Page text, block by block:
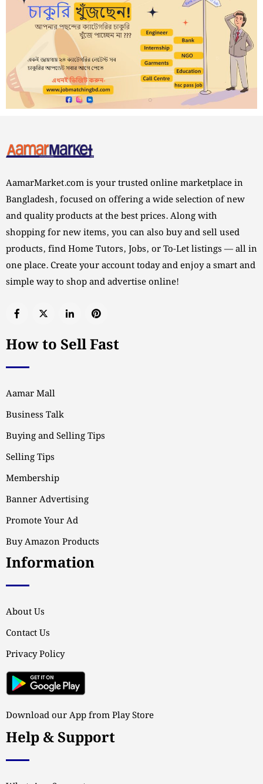
AamarMarket.com is your trusted online marketplace in
Bangladesh, focused on offering a wide selection of new
and quality products at the best prices. Along with
shopping for new items, you can also buy and sell used
products, find Home Tutors, Jobs, or To-Let listings — all in
one place. Create your account today and enjoy a smart and
simple way to shop and advertise online!
How to Sell Fast
Aamar Mall
Business Talk
Buying and Selling Tips
Selling Tips
Membership
Banner Advertising
Promote Your Ad
Buy Amazon Products
Information
About Us
Contact Us
Privacy Policy
Download our App from Play Store
Help & Support